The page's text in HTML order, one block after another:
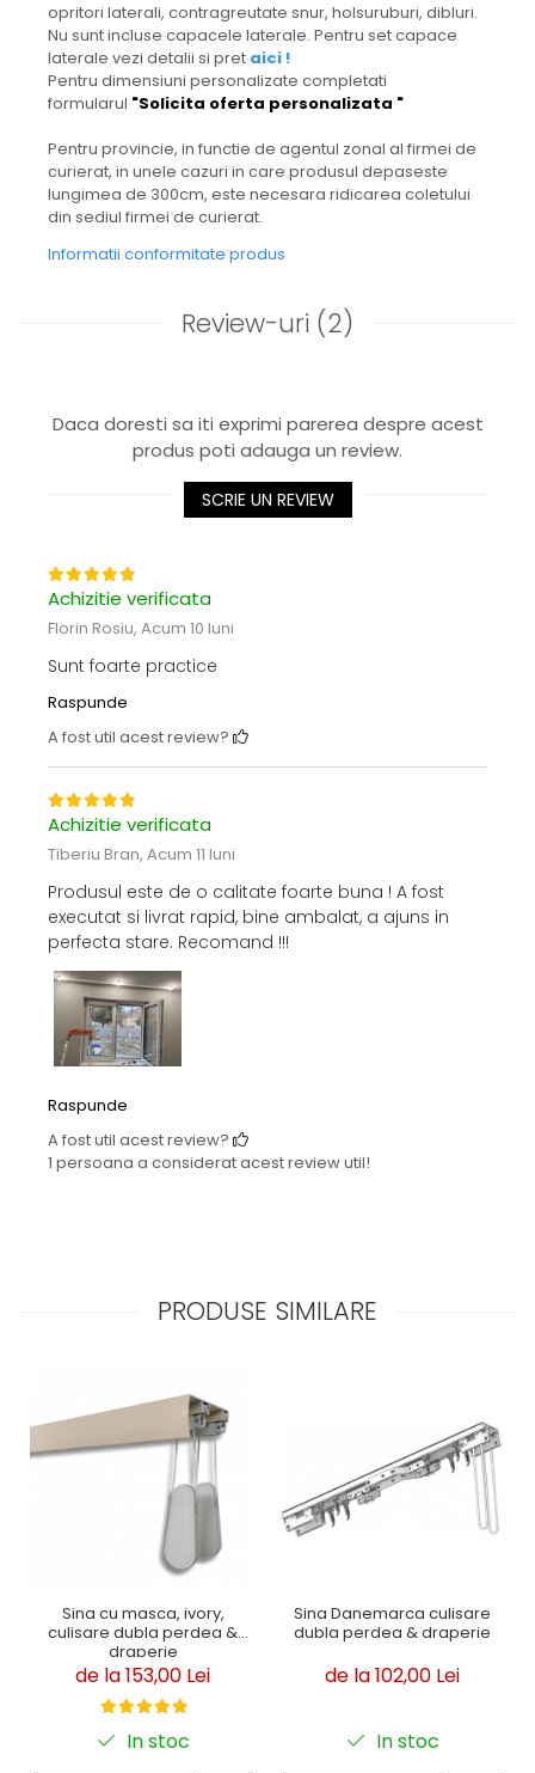
opritori laterali, contragreutate snur, holsuruburi, dibluri.
Nu sunt incluse capacele laterale. Pentru set capace
laterale vezi detalii si pret aici !
Pentru dimensiuni personalizate completati
formularul "Solicita oferta personalizata "
Pentru provincie, in functie de agentul zonal al firmei de
curierat, in unele cazuri in care produsul depaseste
lungimea de 300cm, este necesara ridicarea coletului
din sediul firmei de curierat.
Informatii conformitate produs
Review-uri (2)
Daca doresti sa iti exprimi parerea despre acest
produs poti adauga un review.
SCRIE UN REVIEW
Achizitie verificata
Florin Rosiu, Acum 10 luni
Sunt foarte practice
Raspunde
A fost util acest review?
Achizitie verificata
Tiberiu Bran, Acum 11 luni
Produsul este de o calitate foarte buna ! A fost
executat si livrat rapid, bine ambalat, a ajuns in
perfecta stare. Recomand !!!
Raspunde
A fost util acest review?
1 persoana a considerat acest review util!
PRODUSE SIMILARE
Sina cu masca, ivory,
culisare dubla perdea &
draperie
de la 153,00 Lei
In stoc
Sina Danemarca culisare
dubla perdea & draperie
de la 102,00 Lei
In stoc